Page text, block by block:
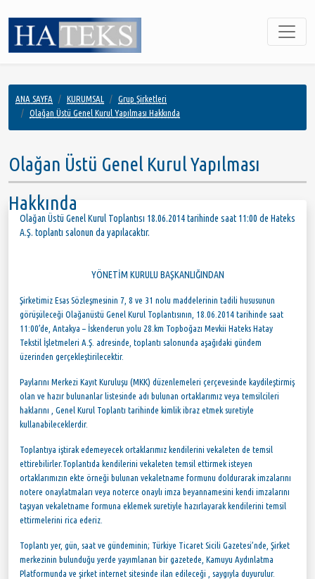
ANA SAYFA KURUMSAL
Grup Şirketleri
Olağan Üstü Genel Kurul Yapılması Hakkında
Olağan Üstü Genel Kurul Yapılması
Hakkında
Olağan Üstü Genel Kurul Toplantısı 18.06.2014 tarihinde saat 11:00 de Hateks
A.Ş. toplantı salonun da yapılacaktır.
YÖNETİM KURULU BAŞKANLIĞINDAN
Şirketimiz Esas Sözleşmesinin 7, 8 ve 31 nolu maddelerinin tadili hususunun
görüşüleceği Olağanüstü Genel Kurul Toplantısının, 18.06.2014 tarihinde saat
11:00’de, Antakya – İskenderun yolu 28.km Topboğazı Mevkii Hateks Hatay
Tekstil İşletmeleri A.Ş. adresinde, toplantı salonunda aşağıdaki gündem
üzerinden gerçekleştirilecektir.
Paylarını Merkezi Kayıt Kuruluşu (MKK) düzenlemeleri çerçevesinde kaydileştirmiş
olan ve hazır bulunanlar listesinde adı bulunan ortaklarımız veya temsilcileri
haklarını , Genel Kurul Toplantı tarihinde kimlik ibraz etmek suretiyle
kullanabileceklerdir.
Toplantıya iştirak edemeyecek ortaklarımız kendilerini vekaleten de temsil
ettirebilirler.Toplantıda kendilerini vekaleten temsil ettirmek isteyen
ortaklarımızın ekte örneği bulunan vekaletname formunu doldurarak imzalarını
notere onaylatmaları veya noterce onaylı imza beyannamesini kendi imzalarını
taşıyan vekaletname formuna eklemek suretiyle hazırlayarak kendilerini temsil
ettirmelerini rica ederiz.
Toplantı yer, gün, saat ve gündeminin; Türkiye Ticaret Sicili Gazetesi’nde, Şirket
merkezinin bulunduğu yerde yayımlanan bir gazetede, Kamuyu Aydınlatma
Platformunda ve şirket internet sitesinde ilan edileceği , saygıyla duyurulur.